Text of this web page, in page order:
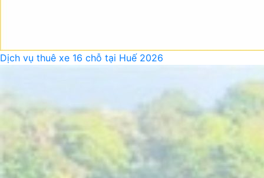
Dịch vụ thuê xe 16 chỗ tại Huế 2026